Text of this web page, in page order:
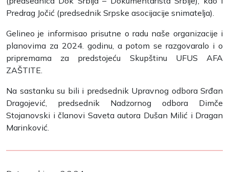
Predrag Jočić (predsednik Srpske asocijacije snimatelja).
Gelineo je informisao prisutne o radu naše organizacije i
planovima za 2024. godinu, a potom se razgovaralo i o
pripremama za predstojeću Skupštinu UFUS AFA
ZAŠTITE.
Na sastanku su bili i predsednik Upravnog odbora Srđan
Dragojević, predsednik Nadzornog odbora Dimče
Stojanovski i članovi Saveta autora Dušan Milić i Dragan
Marinković.